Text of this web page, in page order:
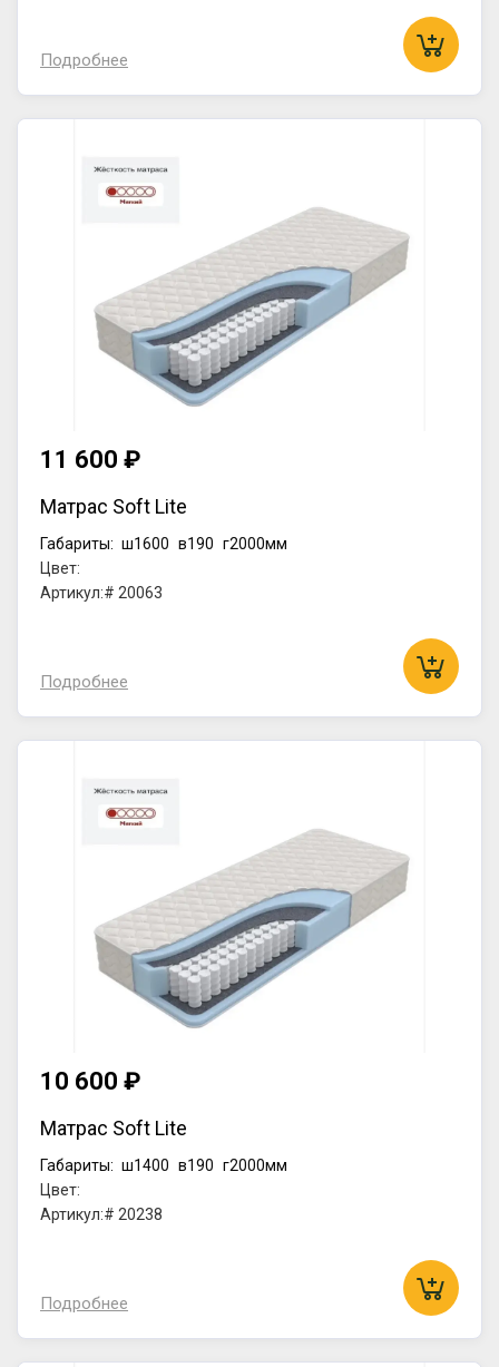
Подробнее
11 600 ₽
Матрас Soft Lite
Габариты: ш1600 в190 г2000мм
Цвет:
Артикул:# 20063
Подробнее
10 600 ₽
Матрас Soft Lite
Габариты: ш1400 в190 г2000мм
Цвет:
Артикул:# 20238
Подробнее